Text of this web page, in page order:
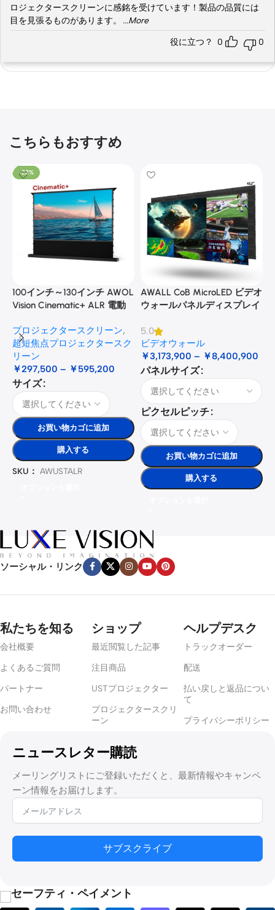
ロジェクタースクリーンに感銘を受けています！製品の品質には
目を見張るものがあります。
...More
役に立つ？ 0 0
こちらもおすすめ
-22%
100インチ～130インチ AWOL
Vision Cinematic+ ALR 電動
プロジェクタースクリーン,
超短焦点プロジェクタースク
リーン
￥297,500 – ￥595,200
サイズ
お買い物カゴに追加
購入する
SKU： AWUSTALR
AWALL CoB MicroLED ビデオ
ウォールパネルディスプレイ
5.0
ビデオウォール
￥3,173,900 – ￥8,400,900
パネルサイズ
ピクセルピッチ
お買い物カゴに追加
購入する
ソーシャル・リンク
私たちを知る
会社概要
よくあるご質問
パートナー
お問い合わせ
ショップ
最近閲覧した記事
注目商品
USTプロジェクター
プロジェクタースクリ
ーン
ヘルプデスク
トラックオーダー
配送
払い戻しと返品につい
て
プライバシーポリシー
ニュースレター購読
メーリングリストにご登録いただくと、最新情報やキャンペ
ーン情報をお届けします。
サブスクライブ
セーフティ・ペイメント